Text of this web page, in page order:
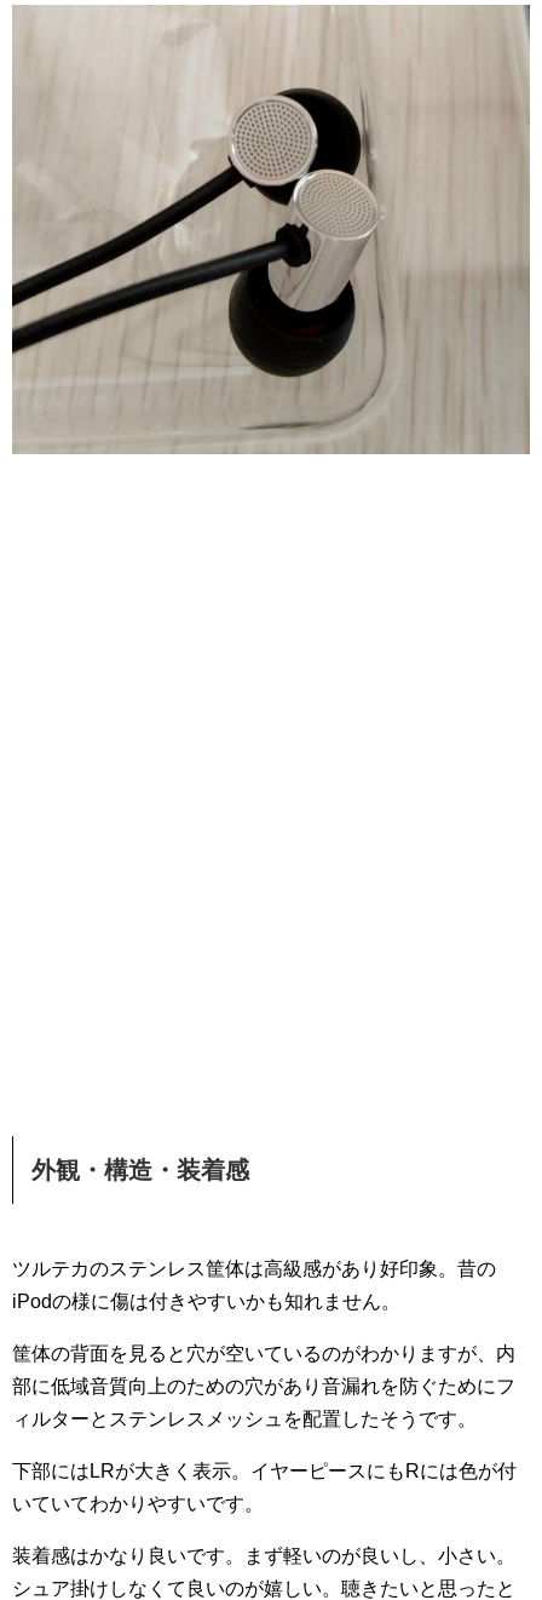
外観・構造・装着感
ツルテカのステンレス筐体は高級感があり好印象。昔の
iPodの様に傷は付きやすいかも知れません。
筐体の背面を見ると穴が空いているのがわかりますが、内
部に低域音質向上のための穴があり音漏れを防ぐためにフ
ィルターとステンレスメッシュを配置したそうです。
下部にはLRが大きく表示。イヤーピースにもRには色が付
いていてわかりやすいです。
装着感はかなり良いです。まず軽いのが良いし、小さい。
シュア掛けしなくて良いのが嬉しい。聴きたいと思ったと